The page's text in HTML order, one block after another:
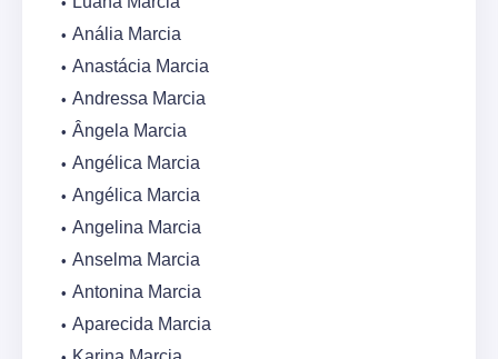
Anália Marcia
Anastácia Marcia
Andressa Marcia
Ângela Marcia
Angélica Marcia
Angélica Marcia
Angelina Marcia
Anselma Marcia
Antonina Marcia
Aparecida Marcia